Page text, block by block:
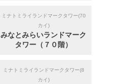
ミナトミライランドマークタワー(70
カイ)
みなとみらいランドマーク
タワー（７０階）
ミナトミライランドマークタワー(8
カイ)